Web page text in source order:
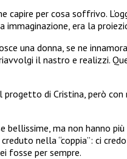
capire per cosa soffrivo.
era la
una donna, se ne
il nastro e realizzi.
di Cristina, però con
bellissime, ma non hanno
nella “coppia”: ci
fosse per sempre.